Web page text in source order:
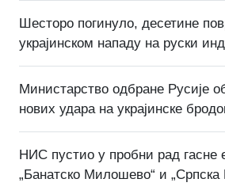
Шесторо погинуло, десетине
украјинском нападу на руски
Министарство одбране Русије
нових удара на украјинске
НИС пустио у пробни рад гасне
„Банатско Милошево“ и